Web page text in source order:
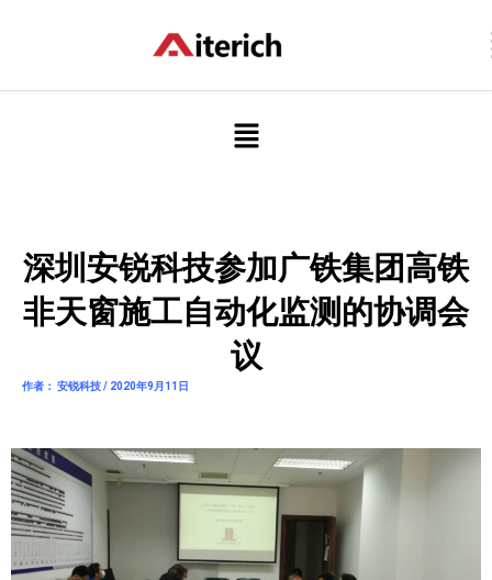
容
菜
单
深圳安锐科技参加广铁集团高铁
非天窗施工自动化监测的协调会
议
作者： 安锐科技 / 2020年9月11日